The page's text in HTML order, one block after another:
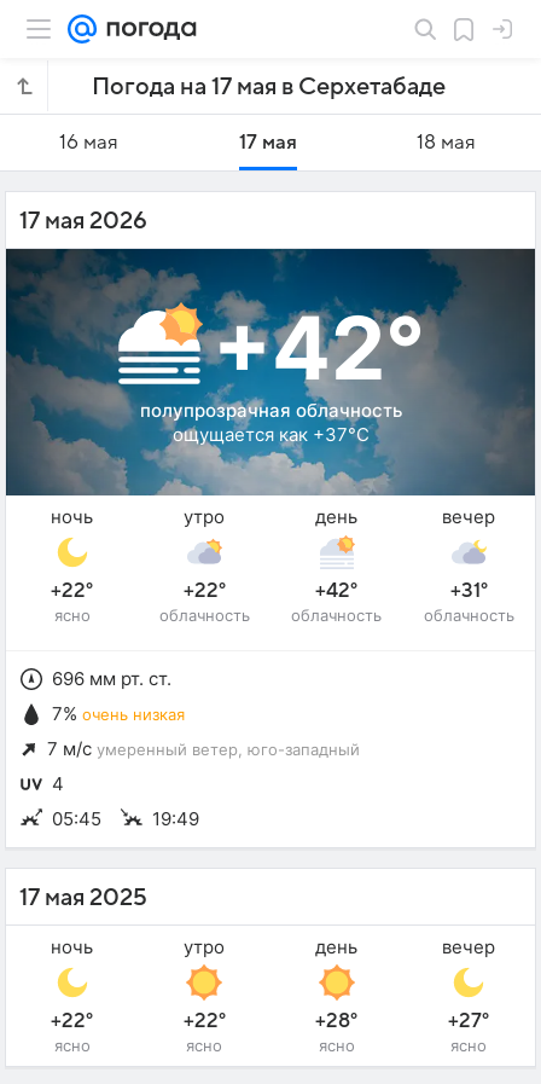
Погода на 17 мая в Серхетабаде
16 мая 17 мая 18 мая
17 мая 2026
+42°
полупрозрачная облачность
ощущается как +37°C
ночь
+22°
ясно
утро
+22°
облачность
день
+42°
облачность
вечер
+31°
облачность
696 мм рт. ст.
7% очень низкая
7 м/с умеренный ветер , юго-западный
4
05:45
19:49
17 мая 2025
ночь
+22°
ясно
утро
+22°
ясно
день
+28°
ясно
вечер
+27°
ясно